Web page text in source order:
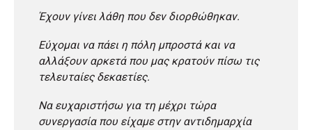
Έχουν γίνει λάθη που δεν διορθώθηκαν.
Εύχομαι να πάει η πόλη μπροστά και να
αλλάξουν αρκετά που μας κρατούν πίσω τις
τελευταίες δεκαετίες.
Να ευχαριστήσω για τη μέχρι τώρα
συνεργασία που είχαμε στην αντιδημαρχία